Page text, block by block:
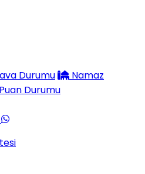
Durumu
Namaz
Puan Durumu